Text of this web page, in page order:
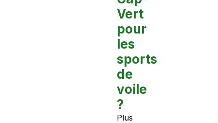
Vert
pour
les
sports
de
voile
?
Plus